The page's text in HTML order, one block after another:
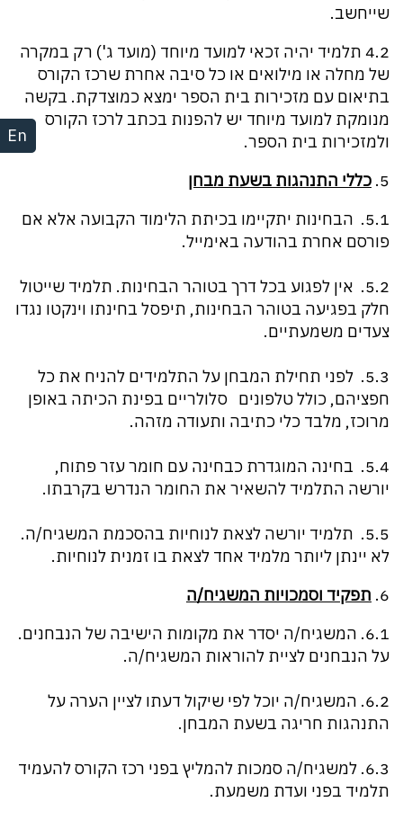
En
שייחשב.
4.2 תלמיד יהיה זכאי למועד מיוחד (מועד ג') רק במקרה
של מחלה או מילואים או כל סיבה אחרת שרכז הקורס
בתיאום עם מזכירות בית הספר ימצא כמוצדקת. בקשה
מנומקת למועד מיוחד יש להפנות בכתב לרכז הקורס
ולמזכירות בית הספר.
5. כללי התנהגות בשעת מבחן
5.1. הבחינות יתקיימו בכיתת הלימוד הקבועה אלא אם
פורסם אחרת בהודעה באימייל.
5.2. אין לפגוע בכל דרך בטוהר הבחינות. תלמיד שייטול
חלק בפגיעה בטוהר הבחינות, תיפסל בחינתו וינקטו נגדו
צעדים משמעתיים.
5.3. לפני תחילת המבחן על התלמידים להניח את כל
חפציהם, כולל טלפונים סלולריים בפינת הכיתה באופן
מרוכז, מלבד כלי כתיבה ותעודה מזהה.
5.4. בחינה המוגדרת כבחינה עם חומר עזר פתוח,
יורשה התלמיד להשאיר את החומר הנדרש בקרבתו.
5.5. תלמיד יורשה לצאת לנוחיות בהסכמת המשגיח/ה.
לא יינתן ליותר מלמיד אחד לצאת בו זמנית לנוחיות.
6. תפקיד וסמכויות המשגיח/ה
6.1. המשגיח/ה יסדר את מקומות הישיבה של הנבחנים.
על הנבחנים לציית להוראות המשגיח/ה.
6.2. המשגיח/ה יוכל לפי שיקול דעתו לציין הערה על
התנהגות חריגה בשעת המבחן.
6.3. למשגיח/ה סמכות להמליץ בפני רכז הקורס להעמיד
תלמיד בפני ועדת משמעת.